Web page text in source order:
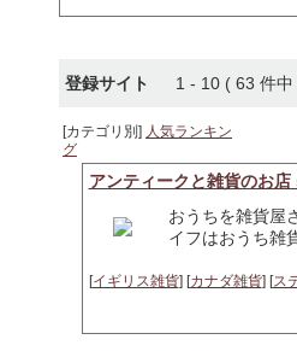
登録サイト 1 - 10 ( 63 件
[カテゴリ別] 人気ランキン
グ
アンティークと雑貨のお
おうちを雑貨屋
イフはおうち雑
[イギリス雑貨] [カナダ雑貨] [ス